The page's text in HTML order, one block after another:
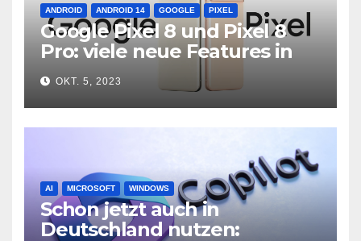
ANDROID ANDROID 14 GOOGLE PIXEL
Google Pixel 8 und Pixel 8
Pro: viele neue Features in
neuer Hardware
OKT. 5, 2023
AI MICROSOFT WINDOWS
Schon jetzt auch in
Deutschland nutzen: